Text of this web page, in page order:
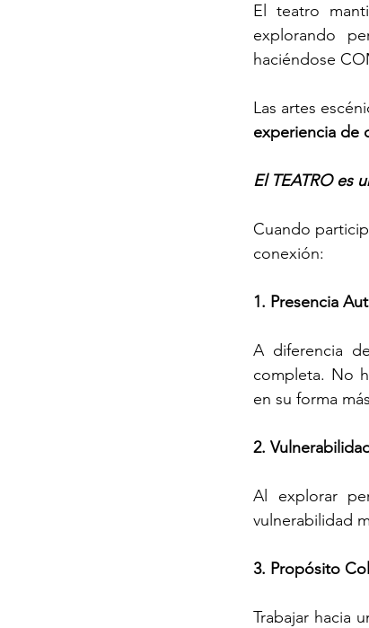
El teatro
explorando
haciéndose
Las artes
experiencia de
El TEATRO es
Cuando
conexión:
1. Presencia
A diferencia
completa. No
en su forma
2.
Al explorar
vulnerabilidad
3. Propósito
Trabajar hacia